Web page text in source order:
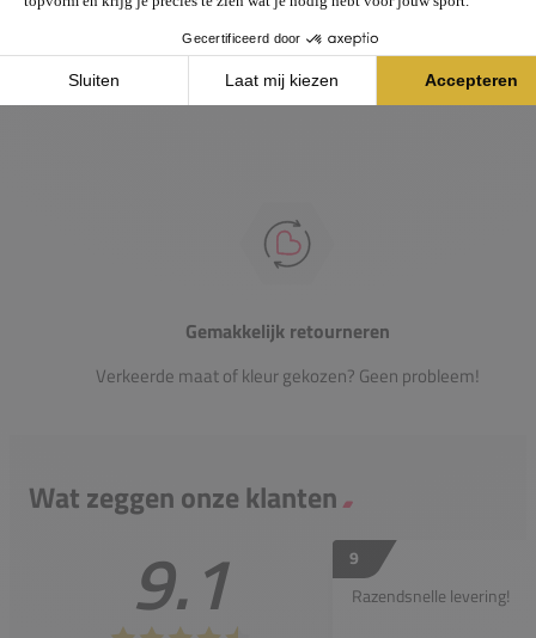
Heb je vragen over onze producten? Onze specialisten
helpen je graag verder.
Gemakkelijk retourneren
Verkeerde maat of kleur gekozen? Geen probleem!
Wat zeggen onze klanten
9.1
9
Razendsnelle levering!